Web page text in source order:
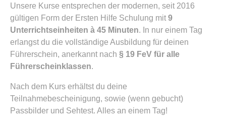
Unsere Kurse entsprechen der modernen, seit 2016
gültigen Form der Ersten Hilfe Schulung mit 9
Unterrichtseinheiten à 45 Minuten. In nur einem Tag
erlangst du die vollständige Ausbildung für deinen
Führerschein, anerkannt nach § 19 FeV für alle
Führerscheinklassen.
Nach dem Kurs erhältst du deine
Teilnahmebescheinigung, sowie (wenn gebucht)
Passbilder und Sehtest. Alles an einem Tag!